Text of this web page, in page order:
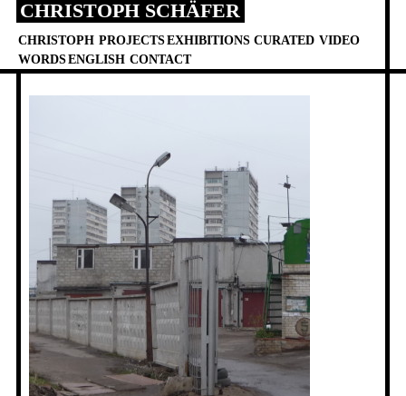
Skip
content
CHRISTOPH SCHÄFER
CHRISTOPH PROJECTSEXHIBITIONS CURATED VIDEO
WORDSENGLISH CONTACT